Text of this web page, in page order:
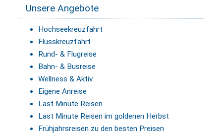
Unsere Angebote
Hochseekreuzfahrt
Flusskreuzfahrt
Rund- & Flugreise
Bahn- & Busreise
Wellness & Aktiv
Eigene Anreise
Last Minute Reisen
Last Minute Reisen im goldenen Herbst
Frühjahrsreisen zu den besten Preisen